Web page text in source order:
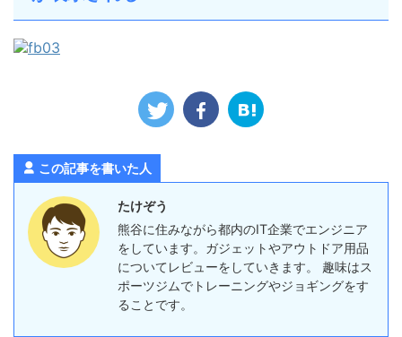
この記事を書いた人
たけぞう
熊谷に住みながら都内のIT企業でエンジニア
をしています。ガジェットやアウトドア用品
についてレビューをしていきます。 趣味はス
ポーツジムでトレーニングやジョギングをす
ることです。